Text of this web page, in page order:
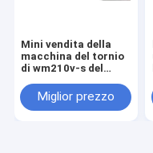
Mini vendita della
macchina del tornio
di wm210v-s del
didattico di
precisione del tornio
Miglior prezzo